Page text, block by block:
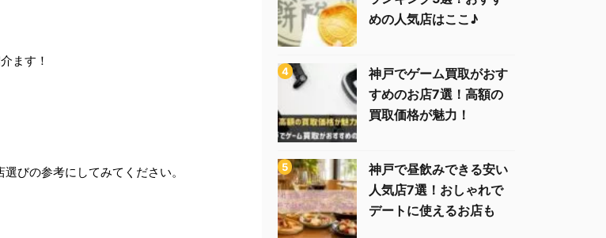
ます！
びの参考にしてみてください。
めの人気店はここ♪
神戸でゲーム買取がおす
すめのお店7選！高額の
買取価格が魅力！
神戸で昼飲みできる安い
人気店7選！おしゃれで
デートに使えるお店も